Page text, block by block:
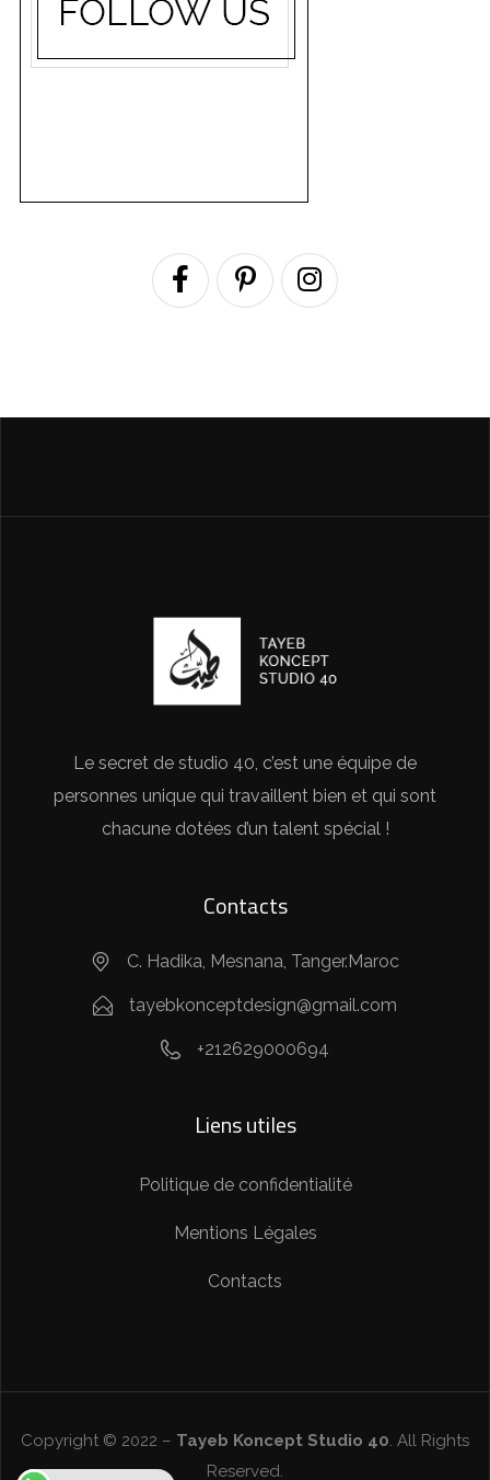
Le secret de studio 40, c’est une équipe de
personnes unique qui travaillent bien et qui sont
chacune dotées d’un talent spécial !
Contacts
C. Hadika, Mesnana, Tanger.Maroc
tayebkonceptdesign@gmail.com
+212629000694
Liens utiles
Politique de confidentialité
Mentions Légales
Contacts
Copyright © 2022 – Tayeb Koncept Studio 40. All Rights
Reserved.